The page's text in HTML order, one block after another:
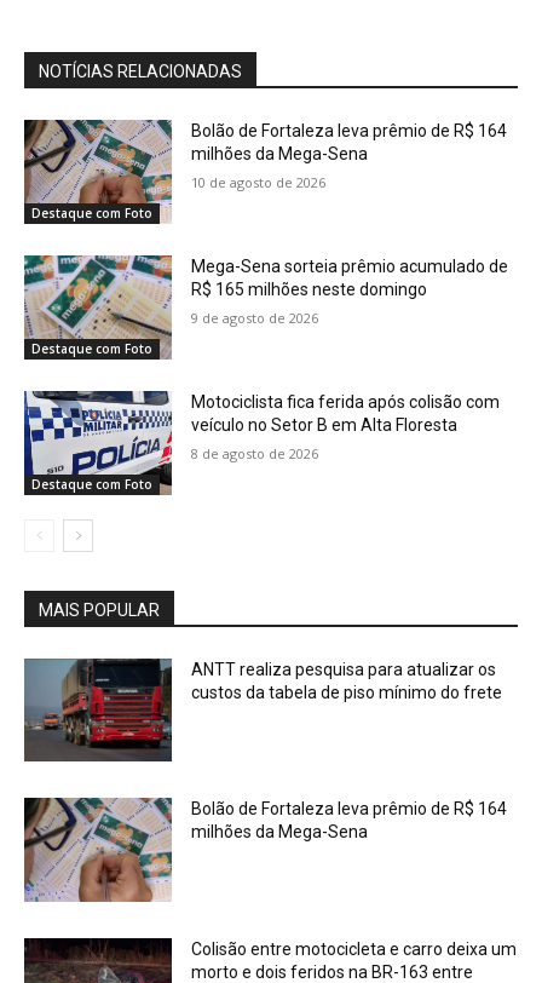
NOTÍCIAS RELACIONADAS
Destaque com Foto
Bolão de Fortaleza leva prêmio de R$ 164
milhões da Mega-Sena
10 de agosto de 2026
Destaque com Foto
Mega-Sena sorteia prêmio acumulado de
R$ 165 milhões neste domingo
9 de agosto de 2026
Destaque com Foto
Motociclista fica ferida após colisão com
veículo no Setor B em Alta Floresta
8 de agosto de 2026
MAIS POPULAR
ANTT realiza pesquisa para atualizar os
custos da tabela de piso mínimo do frete
Bolão de Fortaleza leva prêmio de R$ 164
milhões da Mega-Sena
Colisão entre motocicleta e carro deixa um
morto e dois feridos na BR-163 entre